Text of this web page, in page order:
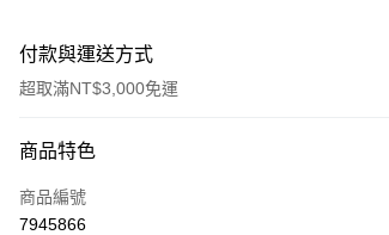
付款與運送方式
超取滿NT$3,000免運
付款方式
信用卡一次付款
商品特色
商品編號
7945866